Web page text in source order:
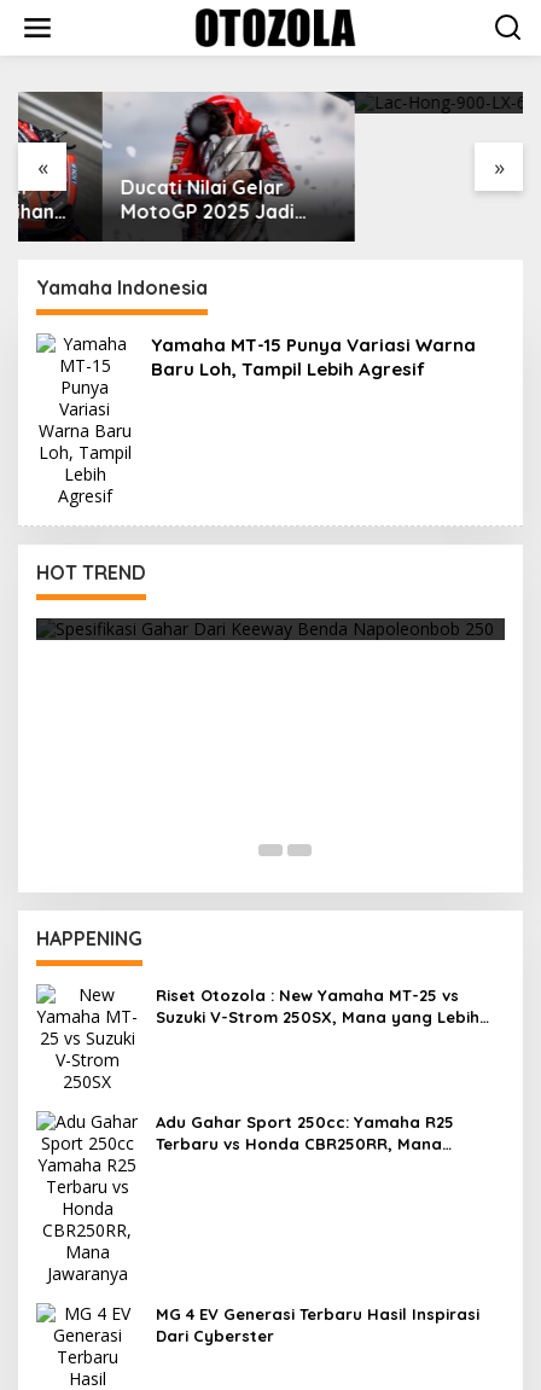
content
« »
Ducati Nilai Gelar
MotoGP 2025 Jadi
Cara Marc Marquez
VinFast Perkenalkan
dengan Fitur Anti
Peluru
Yamaha Indonesia
Yamaha MT-15 Punya Variasi Warna
Baru Loh, Tampil Lebih Agresif
HOT TREND
Overheat
HAPPENING
Riset Otozola : New Yamaha MT-25 vs
Suzuki V-Strom 250SX, Mana yang Lebih
Adu Gahar Sport 250cc: Yamaha R25
Terbaru vs Honda CBR250RR, Mana
MG 4 EV Generasi Terbaru Hasil Inspirasi
Dari Cyberster